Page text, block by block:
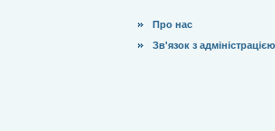
Про нас
Зв'язок з